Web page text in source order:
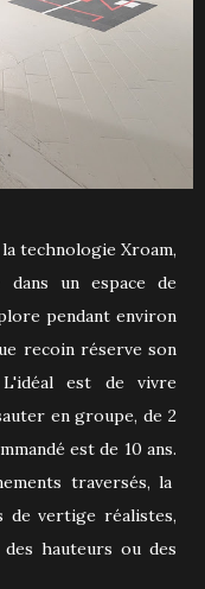
technologie Xroam,
dans un espace de
pendant environ
recoin réserve son
est de vivre
en groupe, de 2
est de 10 ans.
traversés, la
de vertige réalistes,
hauteurs ou des